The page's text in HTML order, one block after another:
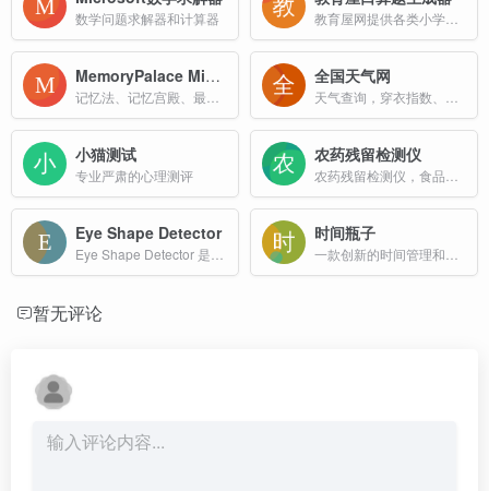
数学问题求解器和计算器
MemoryPalace MindPalace 记忆力 全国天气网
小猫测试
专业严肃的心理测评
农药残留检测仪
Eye Shape Detector 时间瓶子
暂无评论